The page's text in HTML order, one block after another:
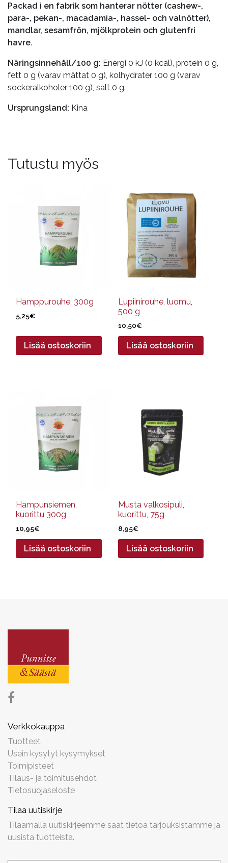
Packad i en fabrik som hanterar nötter (cashew-,
para-, pekan-, macadamia-, hassel- och valnötter),
mandlar, sesamfrön, mjölkprotein och glutenfri
havre.
Näringsinnehåll/100 g: Energi 0 kJ (0 kcal), protein 0 g,
fett 0 g (varav mättat 0 g), kolhydrater 100 g (varav
sockeralkoholer 100 g), salt 0 g.
Ursprungsland: Kina
Tutustu myös
Hamppurouhe, 300g
5,25€
Lisää ostoskoriin
Lupiinirouhe, luomu,
500 g
10,50€
Lisää ostoskoriin
Hampunsiemen,
kuorittu 300g
10,95€
Lisää ostoskoriin
Musta valkosipuli,
kuorittu, 75g
8,95€
Lisää ostoskoriin
Verkkokauppa
Tuotteet
Usein kysytyt kysymykset
Toimipisteet
Tilaus- ja toimitusehdot
Tietosuojaseloste
Tilaa uutiskirje
Tilaamalla uutiskirjeemme saat tietoa tarjouksistamme ja
uusista tuotteista.